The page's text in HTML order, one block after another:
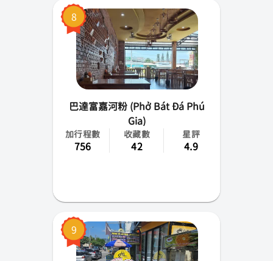
8
巴達富嘉河粉 (Phở Bát Đá Phú
Gia)
加行程數
756
收藏數
42
星評
4.9
9